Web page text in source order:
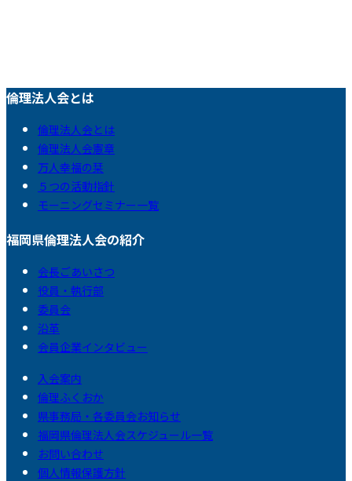
倫理法人会とは
倫理法人会とは
倫理法人会憲章
万人幸福の栞
５つの活動指針
モーニングセミナー一覧
福岡県倫理法人会の紹介
会長ごあいさつ
役員・執行部
委員会
沿革
会員企業インタビュー
入会案内
倫理ふくおか
県事務局・各委員会お知らせ
福岡県倫理法人会スケジュール一覧
お問い合わせ
個人情報保護方針